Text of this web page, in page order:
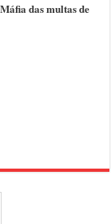
das multas de